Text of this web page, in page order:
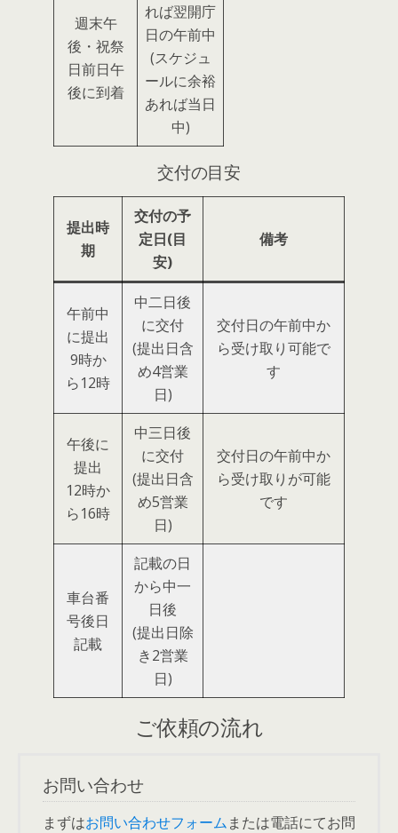
週末午
後・祝祭
日前日午
後に到着
れば翌開庁
日の午前中
(スケジュ
ールに余裕
あれば当日
中)
交付の目安
提出時
期
交付の予
定日(目
安)
備考
午前中
に提出
9時か
ら12時
中二日後
に交付
(提出日含
め4営業
日)
交付日の午前中か
ら受け取り可能で
す
午後に
提出
12時か
ら16時
中三日後
に交付
(提出日含
め5営業
日)
交付日の午前中か
ら受け取りが可能
です
車台番
号後日
記載
記載の日
から中一
日後
(提出日除
き2営業
日)
ご依頼の流れ
お問い合わせ
まずはお問い合わせフォームまたは電話にてお問